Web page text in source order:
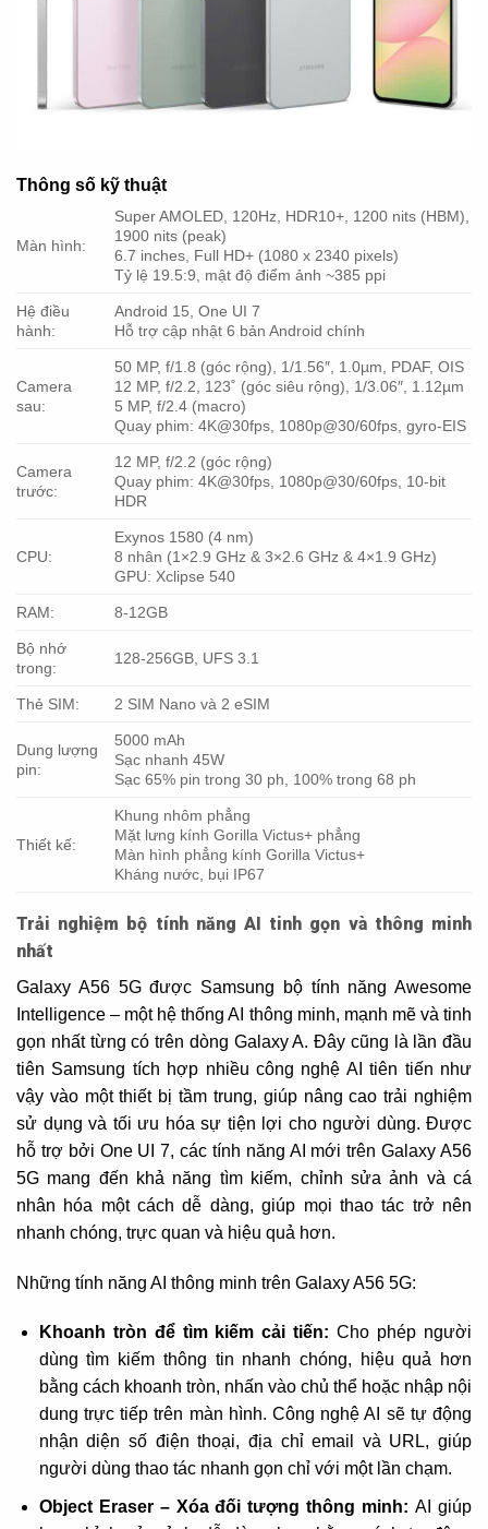
Thông số kỹ thuật
Màn hình:
Super AMOLED, 120Hz, HDR10+, 1200 nits (HBM),
1900 nits (peak)
6.7 inches, Full HD+ (1080 x 2340 pixels)
Tỷ lệ 19.5:9, mật độ điểm ảnh ~385 ppi
Hệ điều
hành:
Android 15, One UI 7
Hỗ trợ cập nhật 6 bản Android chính
Camera
sau:
50 MP, f/1.8 (góc rộng), 1/1.56″, 1.0µm, PDAF, OIS
12 MP, f/2.2, 123˚ (góc siêu rộng), 1/3.06″, 1.12µm
5 MP, f/2.4 (macro)
Quay phim: 4K@30fps, 1080p@30/60fps, gyro-EIS
Camera
trước:
12 MP, f/2.2 (góc rộng)
Quay phim: 4K@30fps, 1080p@30/60fps, 10-bit
HDR
CPU:
Exynos 1580 (4 nm)
8 nhân (1×2.9 GHz & 3×2.6 GHz & 4×1.9 GHz)
GPU: Xclipse 540
RAM: 8-12GB
Bộ nhớ
trong:
128-256GB, UFS 3.1
Thẻ SIM: 2 SIM Nano và 2 eSIM
Dung lượng
pin:
5000 mAh
Sạc nhanh 45W
Sạc 65% pin trong 30 ph, 100% trong 68 ph
Thiết kế:
Khung nhôm phẳng
Mặt lưng kính Gorilla Victus+ phẳng
Màn hình phẳng kính Gorilla Victus+
Kháng nước, bụi IP67
Trải nghiệm bộ tính năng AI tinh gọn và thông minh
nhất
Galaxy A56 5G được Samsung bộ tính năng Awesome
Intelligence – một hệ thống AI thông minh, mạnh mẽ và tinh
gọn nhất từng có trên dòng Galaxy A. Đây cũng là lần đầu
tiên Samsung tích hợp nhiều công nghệ AI tiên tiến như
vậy vào một thiết bị tầm trung, giúp nâng cao trải nghiệm
sử dụng và tối ưu hóa sự tiện lợi cho người dùng. Được
hỗ trợ bởi One UI 7, các tính năng AI mới trên Galaxy A56
5G mang đến khả năng tìm kiếm, chỉnh sửa ảnh và cá
nhân hóa một cách dễ dàng, giúp mọi thao tác trở nên
nhanh chóng, trực quan và hiệu quả hơn.
Những tính năng AI thông minh trên Galaxy A56 5G:
Khoanh tròn để tìm kiếm cải tiến:Cho phép người
dùng tìm kiếm thông tin nhanh chóng, hiệu quả hơn
bằng cách khoanh tròn, nhấn vào chủ thể hoặc nhập nội
dung trực tiếp trên màn hình. Công nghệ AI sẽ tự động
nhận diện số điện thoại, địa chỉ email và URL, giúp
người dùng thao tác nhanh gọn chỉ với một lần chạm.
Object Eraser – Xóa đối tượng thông minh: AI giúp